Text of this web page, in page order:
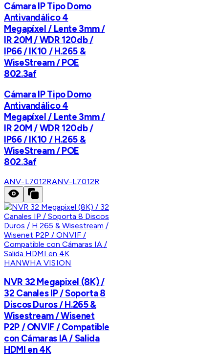
Cámara IP Tipo Domo
Antivandálico 4
Megapíxel / Lente 3mm /
IR 20M / WDR 120db /
IP66 / IK10 / H.265 &
WiseStream / POE
802.3af
Cámara IP Tipo Domo
Antivandálico 4
Megapíxel / Lente 3mm /
IR 20M / WDR 120db /
IP66 / IK10 / H.265 &
WiseStream / POE
802.3af
ANV-L7012RANV-L7012R
HANWHA VISION
NVR 32 Megapixel (8K) /
32 Canales IP / Soporta 8
Discos Duros / H.265 &
Wisestream / Wisenet
P2P / ONVIF / Compatible
con Cámaras IA / Salida
HDMI en 4K